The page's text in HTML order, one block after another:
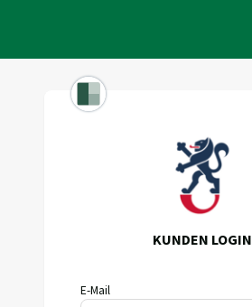
KUNDEN LOGIN
E-Mail